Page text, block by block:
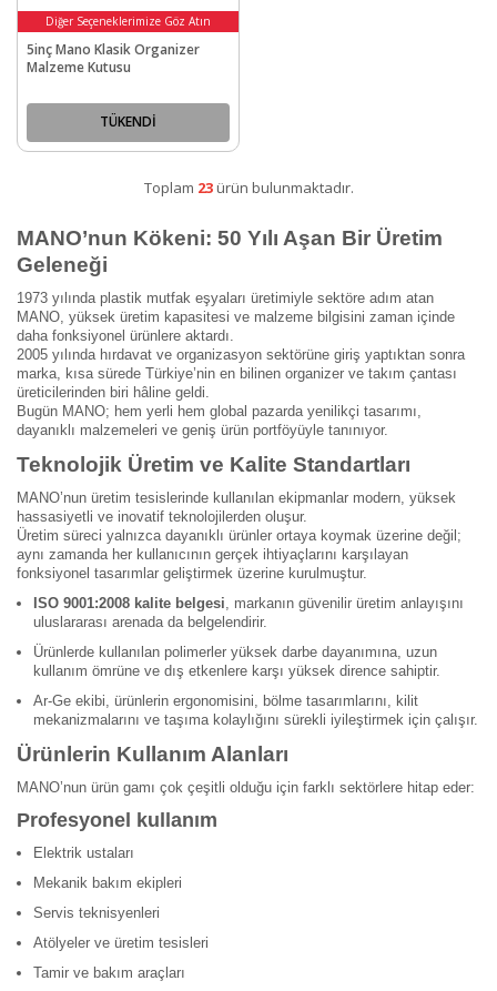
Diğer Seçeneklerimize Göz Atın
5inç Mano Klasik Organizer
Malzeme Kutusu
TÜKENDİ
Toplam 23ürün bulunmaktadır.
MANO’nun Kökeni: 50 Yılı Aşan Bir Üretim
Geleneği
1973 yılında plastik mutfak eşyaları üretimiyle sektöre adım atan
MANO, yüksek üretim kapasitesi ve malzeme bilgisini zaman içinde
daha fonksiyonel ürünlere aktardı.
2005 yılında hırdavat ve organizasyon sektörüne giriş yaptıktan sonra
marka, kısa sürede Türkiye’nin en bilinen organizer ve takım çantası
üreticilerinden biri hâline geldi.
Bugün MANO; hem yerli hem global pazarda yenilikçi tasarımı,
dayanıklı malzemeleri ve geniş ürün portföyüyle tanınıyor.
Teknolojik Üretim ve Kalite Standartları
MANO’nun üretim tesislerinde kullanılan ekipmanlar modern, yüksek
hassasiyetli ve inovatif teknolojilerden oluşur.
Üretim süreci yalnızca dayanıklı ürünler ortaya koymak üzerine değil;
aynı zamanda her kullanıcının gerçek ihtiyaçlarını karşılayan
fonksiyonel tasarımlar geliştirmek üzerine kurulmuştur.
ISO 9001:2008 kalite belgesi , markanın güvenilir üretim anlayışını
uluslararası arenada da belgelendirir.
Ürünlerde kullanılan polimerler yüksek darbe dayanımına, uzun
kullanım ömrüne ve dış etkenlere karşı yüksek dirence sahiptir.
Ar-Ge ekibi, ürünlerin ergonomisini, bölme tasarımlarını, kilit
mekanizmalarını ve taşıma kolaylığını sürekli iyileştirmek için çalışır.
Ürünlerin Kullanım Alanları
MANO’nun ürün gamı çok çeşitli olduğu için farklı sektörlere hitap eder:
Profesyonel kullanım
Elektrik ustaları
Mekanik bakım ekipleri
Servis teknisyenleri
Atölyeler ve üretim tesisleri
Tamir ve bakım araçları